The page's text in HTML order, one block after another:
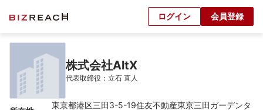
ログイン 会員登録
株式会社AltX
代表取締役：立石 直人
東京都港区三田3-5-19住友不動産東京三田ガーデンタ